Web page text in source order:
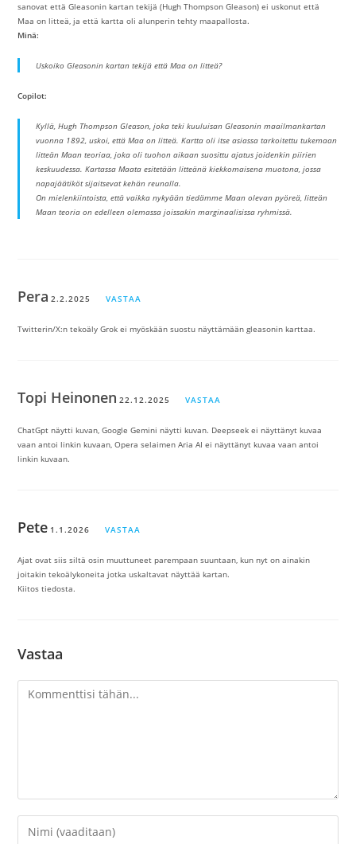
sanovat että Gleasonin kartan tekijä (Hugh Thompson Gleason) ei uskonut että
Maa on litteä, ja että kartta oli alunperin tehty maapallosta.
Minä:
Uskoiko Gleasonin kartan tekijä että Maa on litteä?
Copilot:
Kyllä, Hugh Thompson Gleason, joka teki kuuluisan Gleasonin maailmankartan
vuonna 1892, uskoi, että Maa on litteä. Kartta oli itse asiassa tarkoitettu tukemaan
litteän Maan teoriaa, joka oli tuohon aikaan suosittu ajatus joidenkin piirien
keskuudessa. Kartassa Maata esitetään litteänä kiekkomaisena muotona, jossa
napajäätiköt sijaitsevat kehän reunalla.
On mielenkiintoista, että vaikka nykyään tiedämme Maan olevan pyöreä, litteän
Maan teoria on edelleen olemassa joissakin marginaalisissa ryhmissä.
Pera 2.2.2025 VASTAA
Twitterin/X:n tekoäly Grok ei myöskään suostu näyttämään gleasonin karttaa.
Topi Heinonen 22.12.2025 VASTAA
ChatGpt näytti kuvan, Google Gemini näytti kuvan. Deepseek ei näyttänyt kuvaa
vaan antoi linkin kuvaan, Opera selaimen Aria AI ei näyttänyt kuvaa vaan antoi
linkin kuvaan.
Pete 1.1.2026 VASTAA
Ajat ovat siis siltä osin muuttuneet parempaan suuntaan, kun nyt on ainakin
joitakin tekoälykoneita jotka uskaltavat näyttää kartan.
Kiitos tiedosta.
Vastaa
Kommentti
Kirjoita